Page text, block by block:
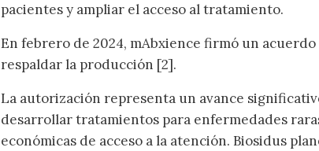
pacientes y ampliar el acceso al tratamiento.
En febrero de 2024, mAbxience firmó un
respaldar la producción [2].
La autorización representa un avance
desarrollar tratamientos para enfermedades
económicas de acceso a la atención. Biosidus